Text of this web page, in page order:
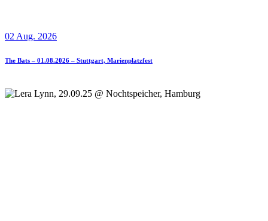
02 Aug. 2026
The Bats – 01.08.2026 – Stuttgart, Marienplatzfest